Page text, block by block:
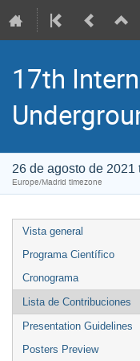
17th
26 de agosto de
Europe/Madrid timezone
Vista general
Programa Científico
Cronograma
Lista de Contribuciones
Presentation Guidelines
Posters Preview